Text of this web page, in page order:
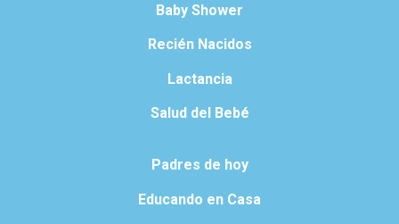
Baby Shower
Recién Nacidos
Lactancia
Salud del Bebé
Padres de hoy
Educando en Casa